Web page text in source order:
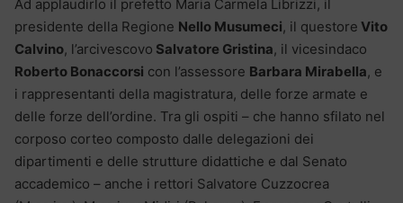
Ad applaudirlo il prefetto Maria Carmela Librizzi, il
presidente della Regione Nello Musumeci, il questore Vito
Calvino, l’arcivescovo Salvatore Gristina, il vicesindaco
Roberto Bonaccorsi con l’assessore Barbara Mirabella, e
i rappresentanti della magistratura, delle forze armate e
delle forze dell’ordine. Tra gli ospiti – che hanno sfilato nel
corposo corteo composto dalle delegazioni dei
dipartimenti e delle strutture didattiche e dal Senato
accademico – anche i rettori Salvatore Cuzzocrea